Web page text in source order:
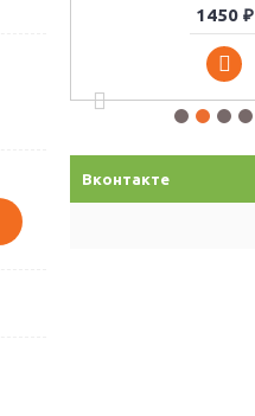
1450 ₽
Вконтакте